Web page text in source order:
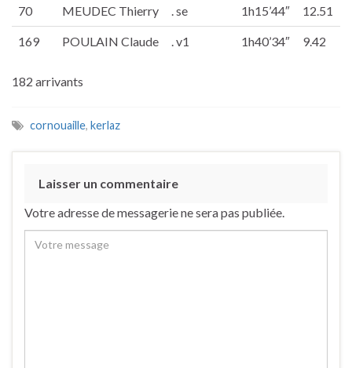
70 MEUDEC Thierry . se 1h15’44″ 12.51
169 POULAIN Claude . v1 1h40’34″ 9.42
182 arrivants
cornouaille, kerlaz
Laisser un commentaire
Votre adresse de messagerie ne sera pas publiée.